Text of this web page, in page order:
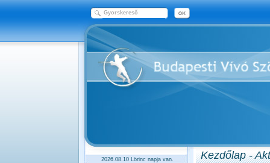
2026.08.10 Lörinc napja van. Kezdőlap -